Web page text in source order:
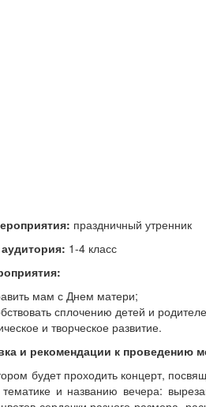
праздничный утренник
1-4 класс
мам с Днем матери;
сплочению детей и
и творческое развитие.
и рекомендации к проведению
будет проходить концерт,
тематике и названию вечера: